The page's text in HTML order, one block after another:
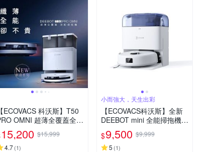
【ECOVACS 科沃斯】T50
OMNI 超薄全覆蓋全能
旗艦掃拖機器人
15,200 $15,999
4.7(1)
小而強大，天生出彩
【ECOVACS科沃斯】全新
DEEBOT mini 全能掃拖機器
人(超小機身/全能基站/毛髮
不纏繞/靜音清潔）
$9,500 $9,999
5 (1)